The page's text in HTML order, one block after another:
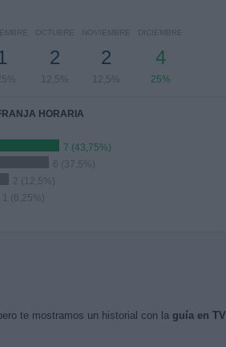
OCTUBRE
2
12,5%
NOVIEMBRE
2
12,5%
DICIEMBRE
4
25%
HORARIA
7 (43,75%)
6 (37,5%)
2 (12,5%)
1 (6,25%)
te mostramos un historial con la guía en TV